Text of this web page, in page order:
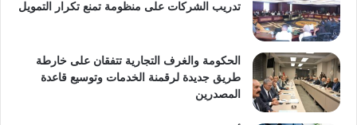
تدريب الشركات على منظومة تمنع تكرار التمويل
الحكومة والغرف التجارية تتفقان على خارطة
طريق جديدة لرقمنة الخدمات وتوسيع قاعدة
المصدرين